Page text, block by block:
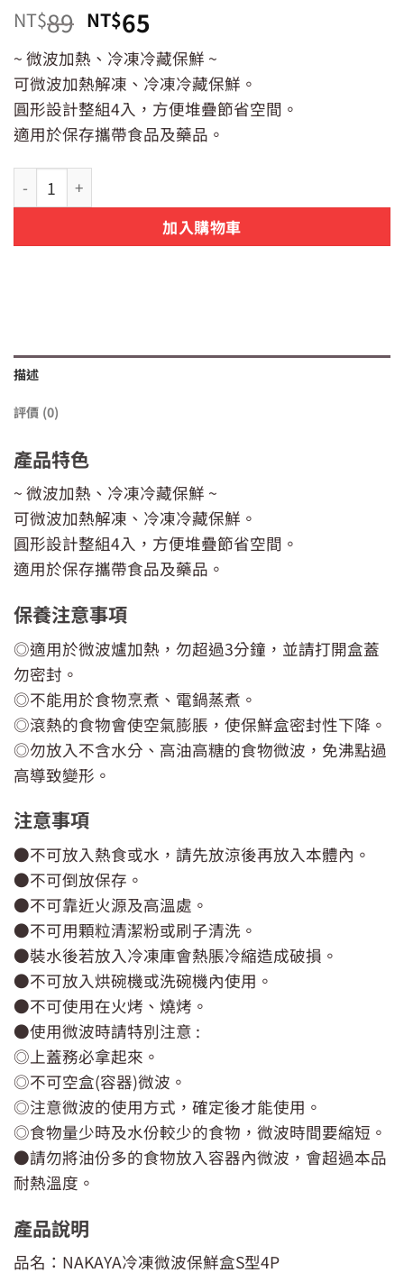
NT$89 原
始
價
格：
NT$89。
NT$65
前
價
格：
NT$65。
~ 微波加熱、冷凍冷藏保鮮 ~
可微波加熱解凍、冷凍冷藏保鮮。
圓形設計整組4入，方便堆疊節省空間。
適用於保存攜帶食品及藥品。
日本製 NAKAYA 冷凍微波 S 型保鮮盒 4入一組 數量
加入購物車
描述
評價 (0)
產品特色
~ 微波加熱、冷凍冷藏保鮮 ~
可微波加熱解凍、冷凍冷藏保鮮。
圓形設計整組4入，方便堆疊節省空間。
適用於保存攜帶食品及藥品。
保養注意事項
◎適用於微波爐加熱，勿超過3分鐘，並請打開盒蓋
勿密封。
◎不能用於食物烹煮、電鍋蒸煮。
◎滾熱的食物會使空氣膨脹，使保鮮盒密封性下降。
◎勿放入不含水分、高油高糖的食物微波，免沸點過
高導致變形。
注意事項
●不可放入熱食或水，請先放涼後再放入本體內。
●不可倒放保存。
●不可靠近火源及高溫處。
●不可用顆粒清潔粉或刷子清洗。
●裝水後若放入冷凍庫會熱脹冷縮造成破損。
●不可放入烘碗機或洗碗機內使用。
●不可使用在火烤、燒烤。
●使用微波時請特別注意 :
◎上蓋務必拿起來。
◎不可空盒(容器)微波。
◎注意微波的使用方式，確定後才能使用。
◎食物量少時及水份較少的食物，微波時間要縮短。
●請勿將油份多的食物放入容器內微波，會超過本品
耐熱溫度。
產品說明
品名：NAKAYA冷凍微波保鮮盒S型4P